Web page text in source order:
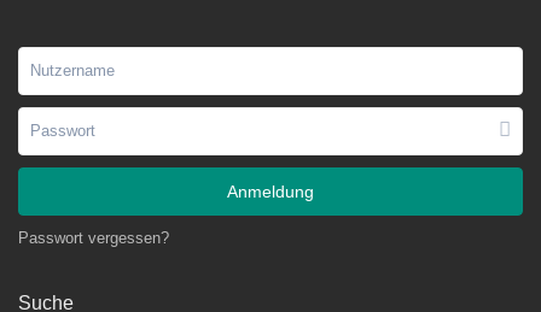
Anmeldung
Passwort vergessen?
Suche